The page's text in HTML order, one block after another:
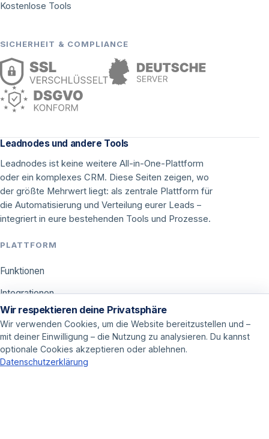
Kostenlose Tools
SICHERHEIT & COMPLIANCE
Leadnodes und andere Tools
Leadnodes ist keine weitere All-in-One-Plattform
oder ein komplexes CRM. Diese Seiten zeigen, wo
der größte Mehrwert liegt: als zentrale Plattform für
die Automatisierung und Verteilung eurer Leads –
integriert in eure bestehenden Tools und Prozesse.
PLATTFORM
Funktionen
Integrationen
Preise
ANWENDUNGEN
Wir respektieren deine Privatsphäre
Wir verwenden Cookies, um die Website bereitzustellen und –
mit deiner Einwilligung – die Nutzung zu analysieren. Du kannst
optionale Cookies akzeptieren oder ablehnen.
Datenschutzerklärung